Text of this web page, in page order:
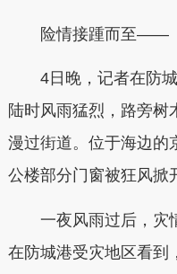
险情接踵而至——
4日晚，记者在防
陆时风雨猛烈，路旁树
漫过街道。位于海边的
公楼部分门窗被狂风掀
一夜风雨过后，灾
在防城港受灾地区看到